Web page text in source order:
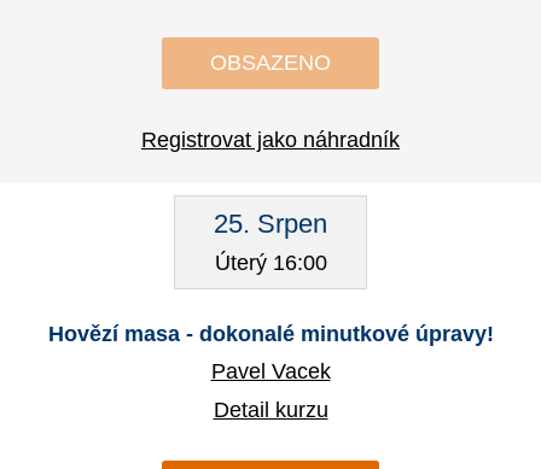
OBSAZENO
Registrovat jako náhradník
25. Srpen
Úterý 16:00
Hovězí masa - dokonalé minutkové úpravy!
Pavel Vacek
Detail kurzu